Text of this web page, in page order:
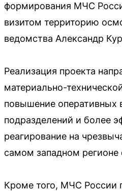
формирования МЧС
визитом территорию
ведомства Александр
Реализация проекта
материально-
повышение оперативных
подразделений и более
реагирование на
самом западном регионе
Кроме того, МЧС России